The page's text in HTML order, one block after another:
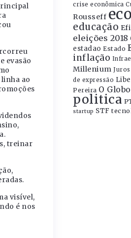
evasão
ao
treinar
visível,
é nos
crise econômica
Rousseff
educação
eleições 2018
estadao Estado
inflação
Millenium Juros
de expressão
Pereira O Globo
politica
startup STF